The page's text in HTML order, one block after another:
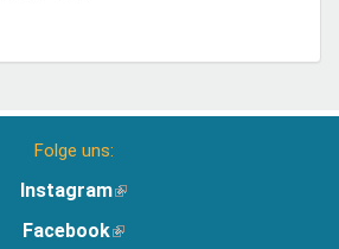
Folge uns:
Instagram(Link
extern)
Facebook(Link